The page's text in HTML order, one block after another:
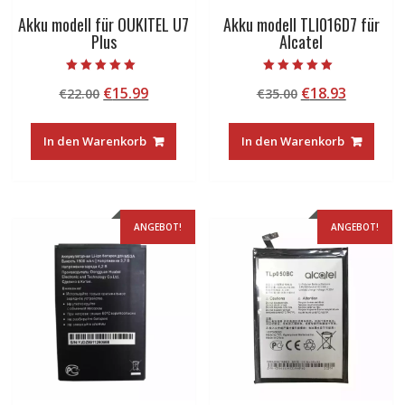
Akku modell für OUKITEL U7
Plus
5.00
von 5
€22.00 Ursprünglicher
war:
€22.00
€15.99Aktueller
ist:
€15.99.
In den Warenkorb
Akku modell TLI016D7 für
Alcatel
5.00
von 5
€35.00 Ursprünglicher
war:
€35.00
€18.93
ist:
€18.93.
In den Warenkorb
ANGEBOT! ANGEBOT!